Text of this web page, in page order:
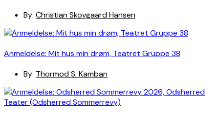
By: Christian Skovgaard Hansen
Anmeldelse: Mit hus min drøm, Teatret Gruppe 38
By: Thormod S. Kamban